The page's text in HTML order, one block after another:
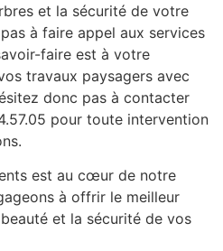
et la sécurité de votre
à faire appel aux services
faire est à votre
travaux paysagers avec
donc pas à contacter
pour toute intervention
est au cœur de notre
à offrir le meilleur
et la sécurité de vos